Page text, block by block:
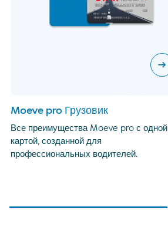
arrow_right_alt
Moeve pro Грузовик
Все преимущества Moeve pro с одной
картой, созданной для
профессиональных водителей.